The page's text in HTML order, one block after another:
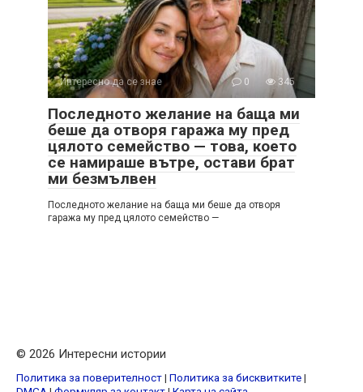
Интересно да се знае 0 345
Последното желание на баща ми
беше да отворя гаража му пред
цялото семейство — това, което
се намираше вътре, остави брат
ми безмълвен
Последното желание на баща ми беше да отворя
гаража му пред цялото семейство —
© 2026 Интересни истории
Политика за поверителност| Политика за бисквитките|